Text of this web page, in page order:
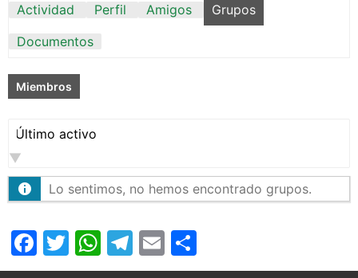
Actividad Perfil Amigos
Grupos
Documentos
Miembros
Ordenar
por:
Lo sentimos, no hemos encontrado grupos.
Facebook
Twitter
WhatsApp
Telegram
Email